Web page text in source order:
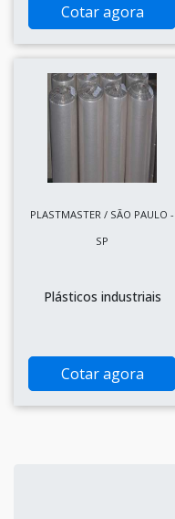
Cotar agora
PLASTMASTER / SÃO PAULO -
SP
Plásticos industriais
Cotar agora